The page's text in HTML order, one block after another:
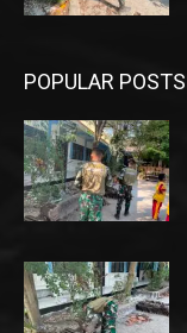
POPULAR POSTS